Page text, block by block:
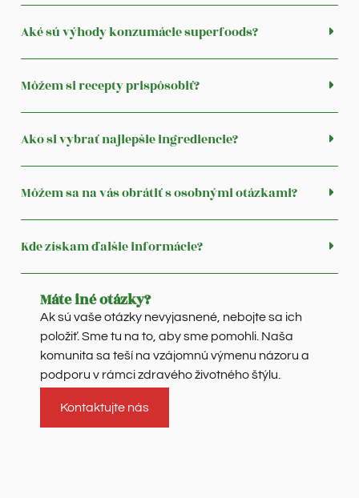
Aké sú výhody konzumácie superfoods?
Môžem si recepty prispôsobiť?
Ako si vybrať najlepšie ingrediencie?
Môžem sa na vás obrátiť s osobnými otázkami?
Kde získam ďalšie informácie?
Máte iné otázky?
Ak sú vaše otázky nevyjasnené, nebojte sa ich
položiť. Sme tu na to, aby sme pomohli. Naša
komunita sa teší na vzájomnú výmenu názoru a
podporu v rámci zdravého životného štýlu.
Kontaktujte nás